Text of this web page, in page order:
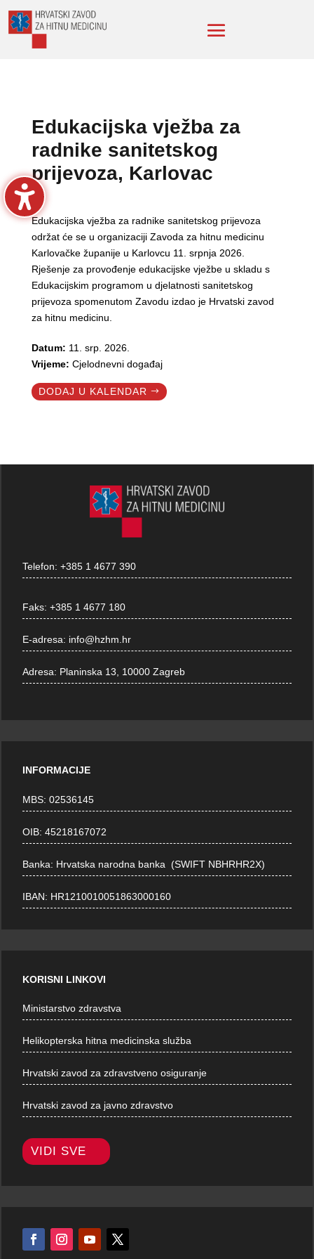
Edukacijska vježba za
radnike sanitetskog
prijevoza, Karlovac
Edukacijska vježba za radnike sanitetskog prijevoza
održat će se u organizaciji Zavoda za hitnu medicinu
Karlovačke županije u Karlovcu 11. srpnja 2026.
Rješenje za provođenje edukacijske vježbe u skladu s
Edukacijskim programom u djelatnosti sanitetskog
prijevoza spomenutom Zavodu izdao je Hrvatski zavod
za hitnu medicinu.
Datum: 11. srp. 2026.
Vrijeme: Cjelodnevni događaj
DODAJ U KALENDAR
Telefon:+385 1 4677 390
Faks:+385 1 4677 180
E-adresa: info@hzhm.hr
Adresa: Planinska 13, 10000 Zagreb
INFORMACIJE
MBS: 02536145
OIB: 45218167072
Banka: Hrvatska narodna banka (SWIFT NBHRHR2X)
IBAN: HR1210010051863000160
KORISNI LINKOVI
Ministarstvo zdravstva
Helikopterska hitna medicinska služba
Hrvatski zavod za zdravstveno osiguranje
Hrvatski zavod za javno zdravstvo
VIDI SVE